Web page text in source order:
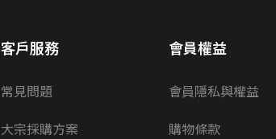
客戶服務
常見問題
大宗採購方案
會員權益
會員隱私與權益
購物條款